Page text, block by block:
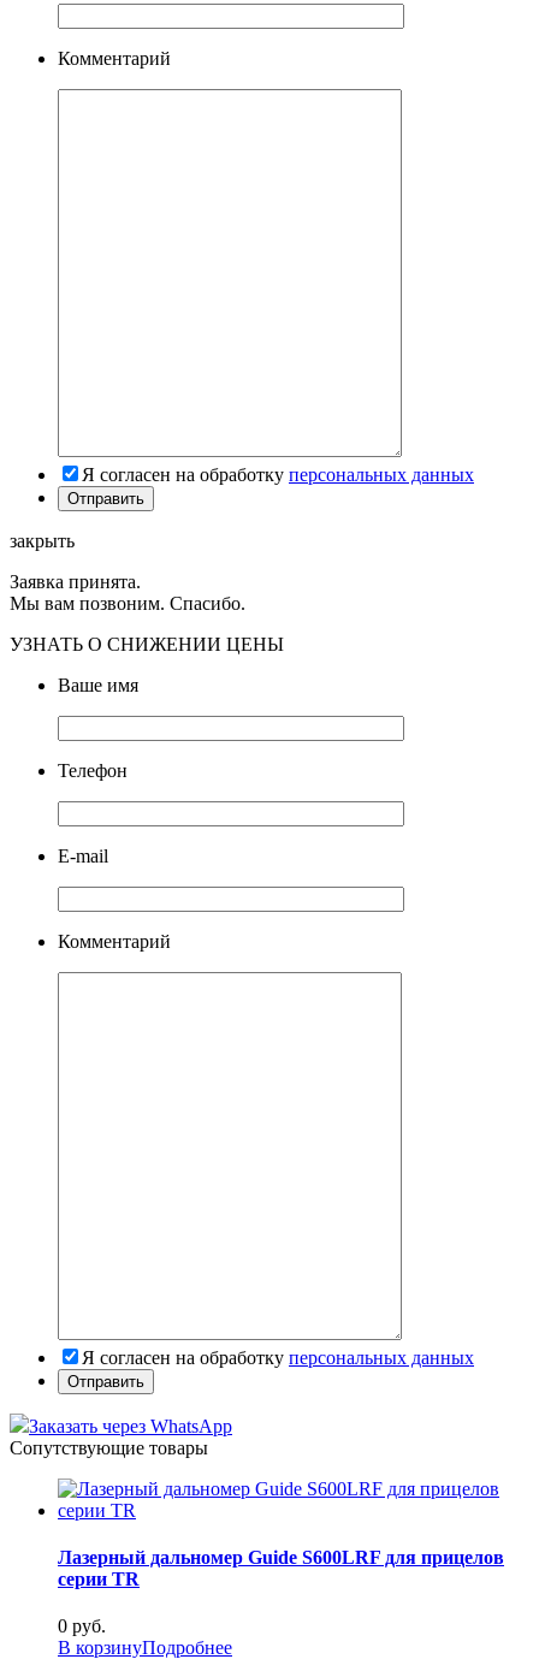
Комментарий
Я согласен на обработку персональных данных
закрыть
Заявка принята.
Мы вам позвоним. Спасибо.
УЗНАТЬ О СНИЖЕНИИ ЦЕНЫ
Ваше имя
Телефон
E-mail
Комментарий
Я согласен на обработку персональных данных
Заказать через WhatsApp
Сопутствующие товары
Лазерный дальномер Guide S600LRF для прицелов
серии TR
0 руб.
В корзинуПодробнее